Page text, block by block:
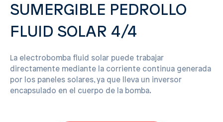
SUMERGIBLE PEDROLLO
FLUID SOLAR 4/4
La electrobomba fluid solar puede trabajar
directamente mediante la corriente continua generada
por los paneles solares, ya que lleva un inversor
encapsulado en el cuerpo de la bomba.